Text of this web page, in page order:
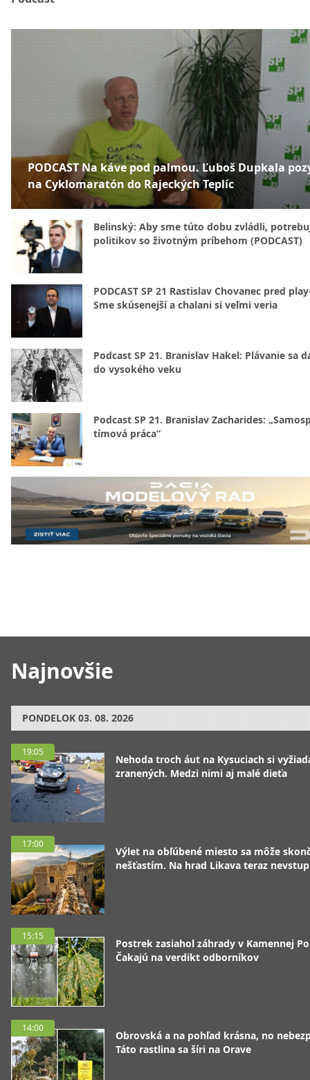
Najnovšie
PONDELOK 03. 08. 2026
19:05
Nehoda troch áut na Kysuciach si
zranených. Medzi nimi aj malé dieťa
17:00
Výlet na obľúbené miesto sa môže
nešťastím. Na hrad Likava teraz
15:15
Postrek zasiahol záhrady v Kamennej
Čakajú na verdikt odborníkov
14:00
Obrovská a na pohľad krásna, no
Táto rastlina sa šíri na Orave
PODCAST Na káve pod palmou. Ľuboš Dupkala
na Cyklomaratón do Rajeckých Teplíc
Belinský: Aby sme túto dobu zvládli,
politikov so životným príbehom (PODCAST)
PODCAST SP 21 Rastislav Chovanec pred
Sme skúsenejší a chalani si veľmi veria
Podcast SP 21. Branislav Hakel: Plávanie sa
do vysokého veku
Podcast SP 21. Branislav Zacharides:
tímová práca“